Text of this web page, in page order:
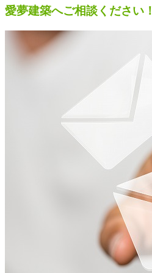
愛夢建築へご相談ください！